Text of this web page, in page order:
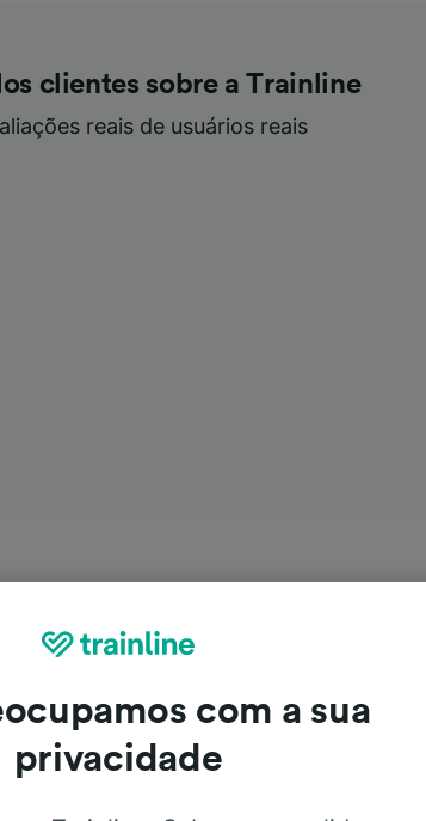
clientes sobre a Trainline
reais de usuários reais
com a sua
privacidade